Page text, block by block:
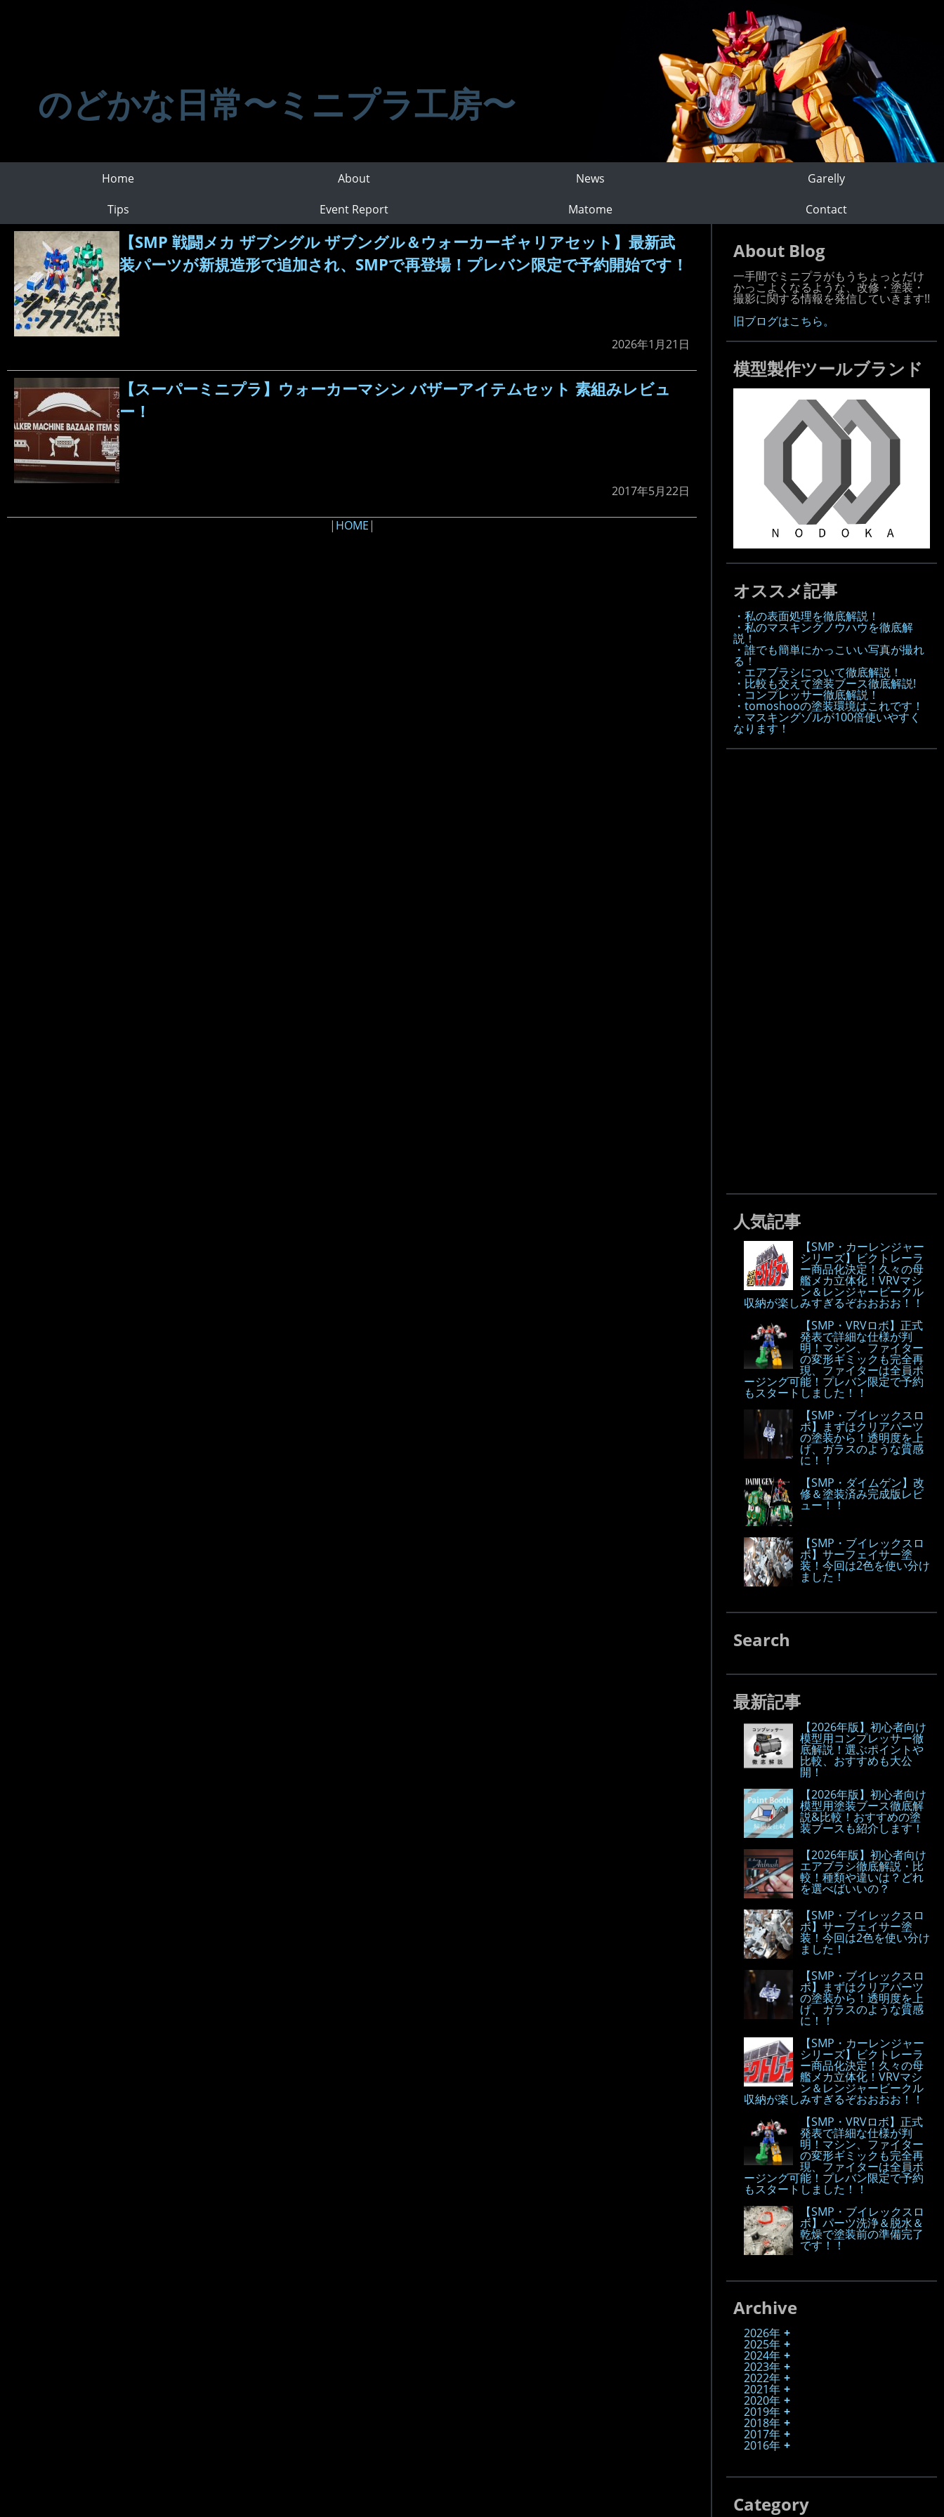
のどかな日常〜ミニプラ工房〜
Home About News
Garelly
Tips
Event Report Matome Contact
【SMP 戦闘メカ ザブングル ザブングル＆ウォーカーギャリアセット】最新武
装パーツが新規造形で追加され、SMPで再登場！プレバン限定で予約開始です！
2026年1月21日
【スーパーミニプラ】ウォーカーマシン バザーアイテムセット 素組みレビュ
ー！
2017年5月22日
| HOME|
About Blog
一手間でミニプラがもうちょっとだけ
かっこよくなるような、改修・塗装・
撮影に関する情報を発信していきます!!
旧ブログはこちら。
模型製作ツールブランド
オススメ記事
・私の表面処理を徹底解説！
・私のマスキングノウハウを徹底解
説！
・誰でも簡単にかっこいい写真が撮れ
る！
・エアブラシについて徹底解説！
・比較も交えて塗装ブース徹底解説!
・コンプレッサー徹底解説！
・tomoshooの塗装環境はこれです！
・マスキングゾルが100倍使いやすく
なります！
人気記事
【SMP・カーレンジャー
シリーズ】ビクトレーラ
ー商品化決定！久々の母
艦メカ立体化！VRVマシ
ン＆レンジャービークル
収納が楽しみすぎるぞおおおお！！
【SMP・VRVロボ】正式
発表で詳細な仕様が判
明！マシン、ファイター
の変形ギミックも完全再
現、ファイターは全員ポ
ージング可能！プレバン限定で予約
もスタートしました！！
【SMP・ブイレックスロ
ボ】まずはクリアパーツ
の塗装から！透明度を上
げ、ガラスのような質感
に！！
【SMP・ダイムゲン】改
修＆塗装済み完成版レビ
ュー！！
【SMP・ブイレックスロ
ボ】サーフェイサー塗
装！今回は2色を使い分け
ました！
Search
最新記事
【2026年版】初心者向け
模型用コンプレッサー徹
底解説！選ぶポイントや
比較、おすすめも大公
開！
【2026年版】初心者向け
模型用塗装ブース徹底解
説&比較！おすすめの塗
装ブースも紹介します！
【2026年版】初心者向け
エアブラシ徹底解説・比
較！種類や違いは？どれ
を選べばいいの？
【SMP・ブイレックスロ
ボ】サーフェイサー塗
装！今回は2色を使い分け
ました！
【SMP・ブイレックスロ
ボ】まずはクリアパーツ
の塗装から！透明度を上
げ、ガラスのような質感
に！！
【SMP・カーレンジャー
シリーズ】ビクトレーラ
ー商品化決定！久々の母
艦メカ立体化！VRVマシ
ン＆レンジャービークル
収納が楽しみすぎるぞおおおお！！
【SMP・VRVロボ】正式
発表で詳細な仕様が判
明！マシン、ファイター
の変形ギミックも完全再
現、ファイターは全員ポ
ージング可能！プレバン限定で予約
もスタートしました！！
【SMP・ブイレックスロ
ボ】パーツ洗浄＆脱水＆
乾燥で塗装前の準備完了
です！！
Archive
2026年
2025年
2024年
2023年
2022年
2021年
2020年
2019年
2018年
2017年
2016年
Category